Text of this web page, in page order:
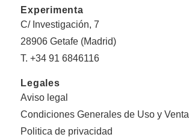
Experimenta
C/ Investigación, 7
28906 Getafe (Madrid)
T. +34 91 6846116
Legales
Aviso legal
Condiciones Generales de Uso y Venta
Politica de privacidad